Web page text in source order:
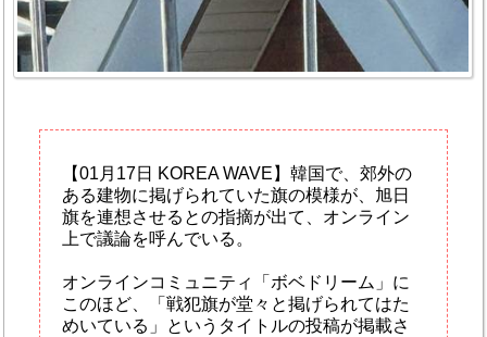
【01月17日 KOREA WAVE】韓国で、郊外の
ある建物に掲げられていた旗の模様が、旭日
旗を連想させるとの指摘が出て、オンライン
上で議論を呼んでいる。
オンラインコミュニティ「ボベドリーム」に
このほど、「戦犯旗が堂々と掲げられてはた
めいている」というタイトルの投稿が掲載さ